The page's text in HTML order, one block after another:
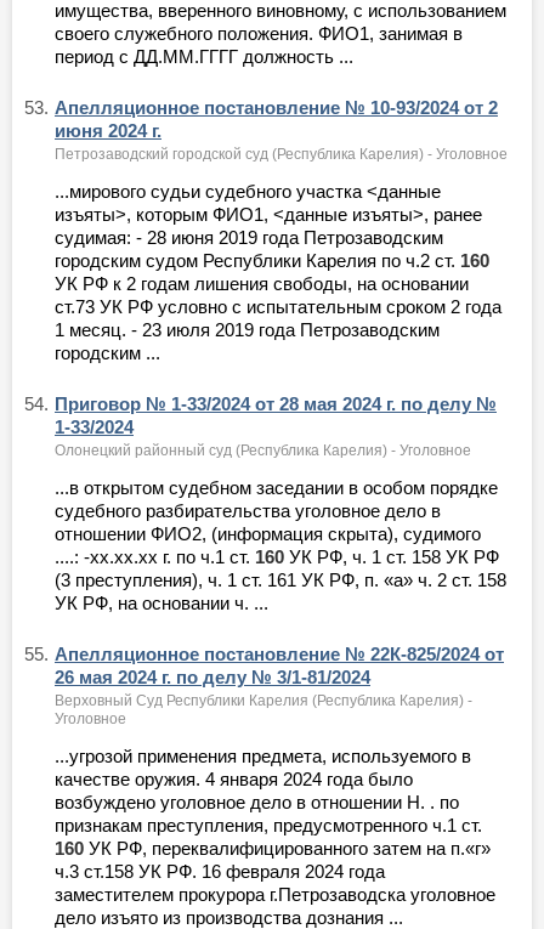
имущества, вверенного виновному, с использованием
своего служебного положения. ФИО1, занимая в
период с ДД.ММ.ГГГГ должность ...
53. Апелляционное постановление № 10-93/2024 от 2
июня 2024 г.
Петрозаводский городской суд (Республика Карелия) - Уголовное
...мирового судьи судебного участка <данные
изъяты>, которым ФИО1, <данные изъяты>, ранее
судимая: - 28 июня 2019 года Петрозаводским
городским судом Республики Карелия по ч.2 ст. 160
УК РФ к 2 годам лишения свободы, на основании
ст.73 УК РФ условно с испытательным сроком 2 года
1 месяц. - 23 июля 2019 года Петрозаводским
городским ...
54. Приговор № 1-33/2024 от 28 мая 2024 г. по делу №
1-33/2024
Олонецкий районный суд (Республика Карелия) - Уголовное
...в открытом судебном заседании в особом порядке
судебного разбирательства уголовное дело в
отношении ФИО2, (информация скрыта), судимого
....: -хх.хх.хх г. по ч.1 ст. 160 УК РФ, ч. 1 ст. 158 УК РФ
(3 преступления), ч. 1 ст. 161 УК РФ, п. «а» ч. 2 ст. 158
УК РФ, на основании ч. ...
55. Апелляционное постановление № 22К-825/2024 от
26 мая 2024 г. по делу № 3/1-81/2024
Верховный Суд Республики Карелия (Республика Карелия) -
Уголовное
...угрозой применения предмета, используемого в
качестве оружия. 4 января 2024 года было
возбуждено уголовное дело в отношении Н. . по
признакам преступления, предусмотренного ч.1 ст.
160 УК РФ, переквалифицированного затем на п.«г»
ч.3 ст.158 УК РФ. 16 февраля 2024 года
заместителем прокурора г.Петрозаводска уголовное
дело изъято из производства дознания ...